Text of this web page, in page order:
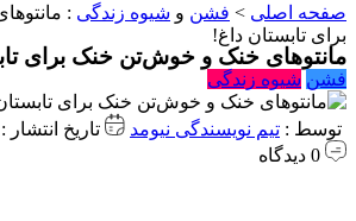
صفحه اصلی > فشن و شیوه زندگی :
برای تابستان داغ!
مانتوهای خنک و خوش‌تن خنک برای
فشن شیوه زندگی
توسط : تیم نویسندگی نیومد
تاریخ انتشار : ۲۷ اردیبهشت ۱۴۰۳